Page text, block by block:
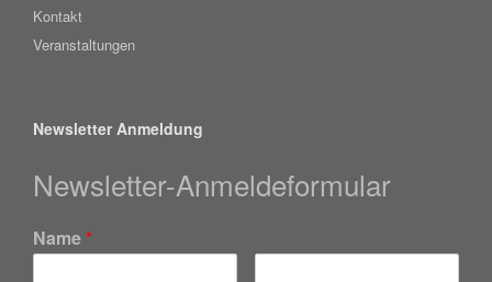
Kontakt
Veranstaltungen
Newsletter Anmeldung
Newsletter-Anmeldeformular
Name *